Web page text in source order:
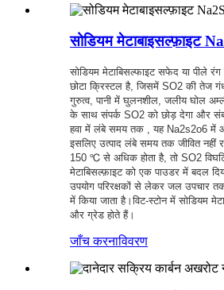
सोडियम मेटाबाइसल्फ़ाइट
सोडियम मेटाबिसल्फाइट सफेद या पीले
छोटा क्रिस्टल है, जिसमें SO2 की तेज गंध
गुरुत्व, पानी में घुलनशील, जलीय घोल
के साथ संपर्क SO2 को छोड़ देगा और
हवा में लंबे समय तक , यह Na2s2o6 में
इसलिए उत्पाद लंबे समय तक जीवित नहीं
150 ℃ से अधिक होता है, तो SO2
मेटाबिसल्फ़ाइट को एक पाउडर में बदल
उपयोग परिरक्षकों से लेकर जल उपचार
में किया जाता है।विट-स्टोन में सोडियम
और ग्रेड होते हैं।
जाँच करनाविवरण